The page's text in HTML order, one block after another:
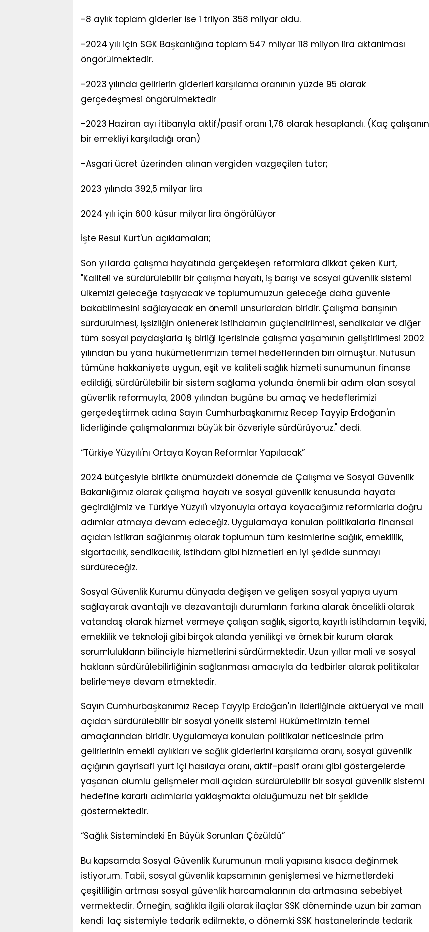
-8 aylık toplam giderler ise 1 trilyon 358 milyar oldu.
-2024 yılı için SGK Başkanlığına toplam 547 milyar 118 milyon lira aktarılması
öngörülmektedir.
-2023 yılında gelirlerin giderleri karşılama oranının yüzde 95 olarak
gerçekleşmesi öngörülmektedir
-2023 Haziran ayı itibarıyla aktif/pasif oranı 1,76 olarak hesaplandı. (Kaç çalışanın
bir emekliyi karşıladığı oran)
-Asgari ücret üzerinden alınan vergiden vazgeçilen tutar;
2023 yılında 392,5 milyar lira
2024 yılı için ​600 küsur milyar lira öngörülüyor
İşte Resul Kurt'un açıklamaları;
Son yıllarda çalışma hayatında gerçekleşen reformlara dikkat çeken Kurt,
"Kaliteli ve sürdürülebilir bir çalışma hayatı, iş barışı ve sosyal güvenlik sistemi
ülkemizi geleceğe taşıyacak ve toplumumuzun geleceğe daha güvenle
bakabilmesini sağlayacak en önemli unsurlardan biridir. Çalışma barışının
sürdürülmesi, işsizliğin önlenerek istihdamın güçlendirilmesi, sendikalar ve diğer
tüm sosyal paydaşlarla iş birliği içerisinde çalışma yaşamının geliştirilmesi 2002
yılından bu yana hükûmetlerimizin temel hedeflerinden biri olmuştur. Nüfusun
tümüne hakkaniyete uygun, eşit ve kaliteli sağlık hizmeti sunumunun finanse
edildiği, sürdürülebilir bir sistem sağlama yolunda önemli bir adım olan sosyal
güvenlik reformuyla, 2008 yılından bugüne bu amaç ve hedeflerimizi
gerçekleştirmek adına Sayın Cumhurbaşkanımız Recep Tayyip Erdoğan'ın
liderliğinde çalışmalarımızı büyük bir özveriyle sürdürüyoruz." dedi.
“Türkiye Yüzyılı'nı Ortaya Koyan Reformlar Yapılacak”
2024 bütçesiyle birlikte önümüzdeki dönemde de Çalışma ve Sosyal Güvenlik
Bakanlığımız olarak çalışma hayatı ve sosyal güvenlik konusunda hayata
geçirdiğimiz ve Türkiye Yüzyıl'ı vizyonuyla ortaya koyacağımız reformlarla doğru
adımlar atmaya devam edeceğiz. Uygulamaya konulan politikalarla finansal
açıdan istikrarı sağlanmış olarak toplumun tüm kesimlerine sağlık, emeklilik,
sigortacılık, sendikacılık, istihdam gibi hizmetleri en iyi şekilde sunmayı
sürdüreceğiz.
Sosyal Güvenlik Kurumu dünyada değişen ve gelişen sosyal yapıya uyum
sağlayarak avantajlı ve dezavantajlı durumların farkına alarak öncelikli olarak
vatandaş olarak hizmet vermeye çalışan sağlık, sigorta, kayıtlı istihdamın teşviki,
emeklilik ve teknoloji gibi birçok alanda yenilikçi ve örnek bir kurum olarak
sorumlulukların bilinciyle hizmetlerini sürdürmektedir. Uzun yıllar mali ve sosyal
hakların sürdürülebilirliğinin sağlanması amacıyla da tedbirler alarak politikalar
belirlemeye devam etmektedir.
Sayın Cumhurbaşkanımız Recep Tayyip Erdoğan'ın liderliğinde aktüeryal ve mali
açıdan sürdürülebilir bir sosyal yönelik sistemi Hükûmetimizin temel
amaçlarından biridir. Uygulamaya konulan politikalar neticesinde prim
gelirlerinin emekli aylıkları ve sağlık giderlerini karşılama oranı, sosyal güvenlik
açığının gayrisafi yurt içi hasılaya oranı, aktif-pasif oranı gibi göstergelerde
yaşanan olumlu gelişmeler mali açıdan sürdürülebilir bir sosyal güvenlik sistemi
hedefine kararlı adımlarla yaklaşmakta olduğumuzu net bir şekilde
göstermektedir.
“Sağlık Sistemindeki En Büyük Sorunları Çözüldü”
Bu kapsamda Sosyal Güvenlik Kurumunun mali yapısına kısaca değinmek
istiyorum. Tabii, sosyal güvenlik kapsamının genişlemesi ve hizmetlerdeki
çeşitliliğin artması sosyal güvenlik harcamalarının da artmasına sebebiyet
vermektedir. Örneğin, sağlıkla ilgili olarak ilaçlar SSK döneminde uzun bir zaman
kendi ilaç sistemiyle tedarik edilmekte, o dönemki SSK hastanelerinde tedarik